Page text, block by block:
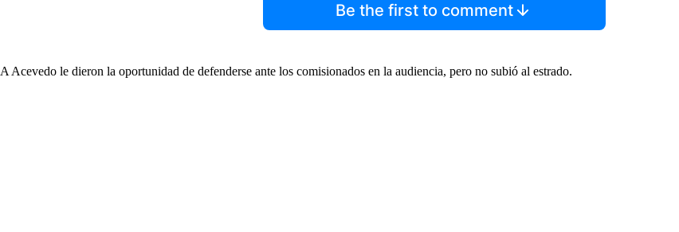
Be the first to comment
A Acevedo le dieron la oportunidad de defenderse ante los comisionados en la audiencia, pero no subió al estrado.